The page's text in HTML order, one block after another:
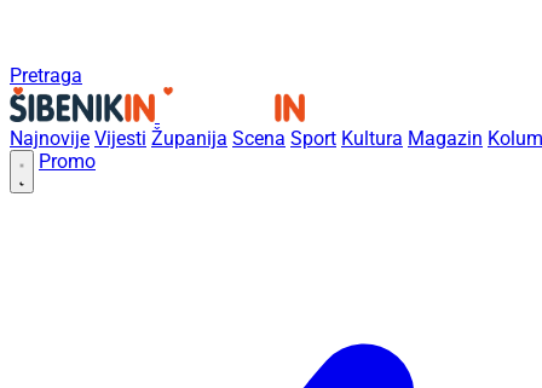
Pretraga
Najnovije Vijesti Županija Scena Sport Kultura Magazin
Promo